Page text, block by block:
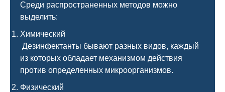
Среди распространенных методов можно
выделить:
Химический
Дезинфектанты бывают разных видов, каждый
из которых обладает механизмом действия
против определенных микроорганизмов.
Физический